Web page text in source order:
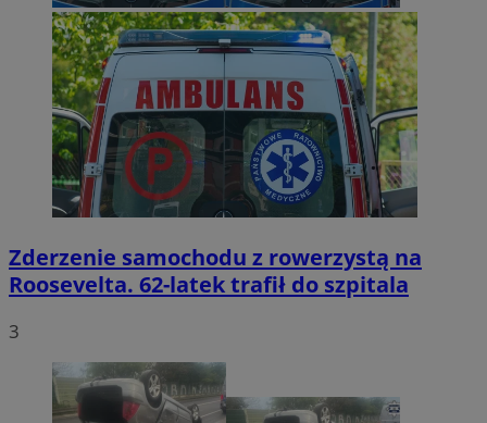
Zderzenie samochodu z rowerzystą na
Roosevelta. 62-latek trafił do szpitala
3